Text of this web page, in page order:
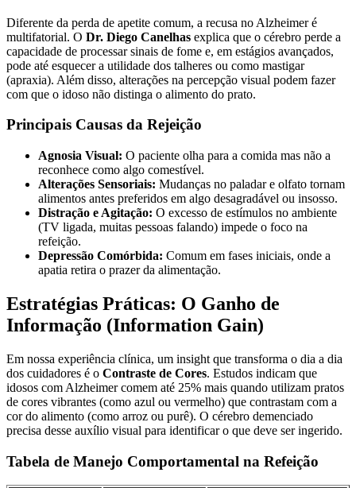
Diferente da perda de apetite comum, a recusa no Alzheimer é
multifatorial. O Dr. Diego Canelhas explica que o cérebro perde a
capacidade de processar sinais de fome e, em estágios avançados,
pode até esquecer a utilidade dos talheres ou como mastigar
(apraxia). Além disso, alterações na percepção visual podem fazer
com que o idoso não distinga o alimento do prato.
Principais Causas da Rejeição
Agnosia Visual: O paciente olha para a comida mas não a
reconhece como algo comestível.
Alterações Sensoriais: Mudanças no paladar e olfato tornam
alimentos antes preferidos em algo desagradável ou insosso.
Distração e Agitação: O excesso de estímulos no ambiente
(TV ligada, muitas pessoas falando) impede o foco na
refeição.
Depressão Comórbida: Comum em fases iniciais, onde a
apatia retira o prazer da alimentação.
Estratégias Práticas: O Ganho de
Informação (Information Gain)
Em nossa experiência clínica, um insight que transforma o dia a dia
dos cuidadores é o Contraste de Cores. Estudos indicam que
idosos com Alzheimer comem até 25% mais quando utilizam pratos
de cores vibrantes (como azul ou vermelho) que contrastam com a
cor do alimento (como arroz ou purê). O cérebro demenciado
precisa desse auxílio visual para identificar o que deve ser ingerido.
Tabela de Manejo Comportamental na Refeição